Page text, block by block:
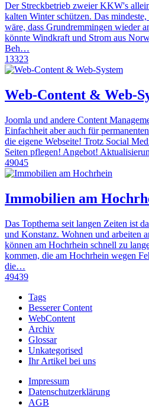
Der Streckbetrieb zweier KKW's
kalten Winter schützen. Das
wäre, dass Grundremmingen wieder
könnte Windkraft und Strom aus
Beh…
13323
Web-Content & Web-
Joomla und andere Content
Einfachheit aber auch für
die eigene Webseite! Trotz Social
Seiten pflegen! Angebot!
49045
Immobilien am
Das Topthema seit langen Zeiten ist
und Konstanz. Wohnen und arbeiten
können am Hochrhein schnell zu
kommen, die am Hochrhein wegen
die…
49439
Tags
Besserer Content
WebContent
Archiv
Glossar
Unkategorised
Ihr Artikel bei uns
Impressum
Datenschutzerklärung
AGB